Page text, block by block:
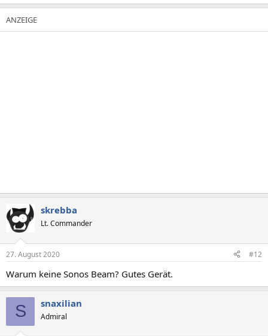
skrebba
Lt. Commander
27. August 2020 #12
Warum keine Sonos Beam? Gutes Gerät.
S snaxilian
Admiral